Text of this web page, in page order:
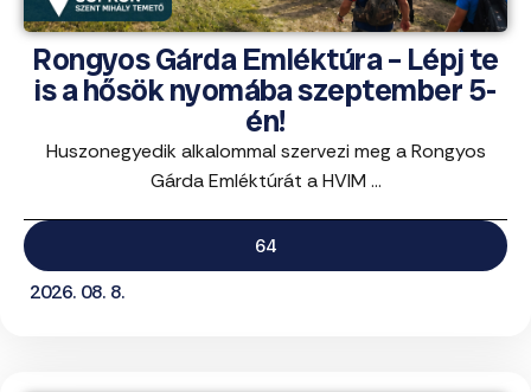
Rongyos Gárda Emléktúra – Lépj te
is a hősök nyomába szeptember 5-
én!
Huszonegyedik alkalommal szervezi meg a Rongyos
Gárda Emléktúrát a HVIM ...
64
2026. 08. 8.